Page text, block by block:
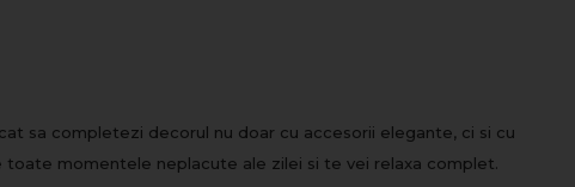
sa completezi decorul nu doar cu accesorii elegante, ci si cu
momentele neplacute ale zilei si te vei relaxa complet.